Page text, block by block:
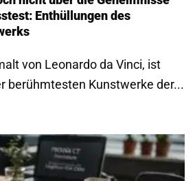
Enthüllungen des
von Leonardo da Vinci, ist
berühmtesten Kunstwerke der...